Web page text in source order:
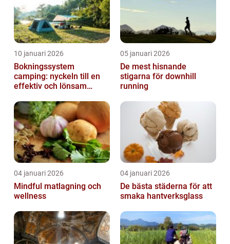
10 januari 2026
Bokningssystem
camping: nyckeln till en
effektiv och lönsam
05 januari 2026
De mest hisnande
stigarna för downhill
running
04 januari 2026
Mindful matlagning och
wellness
04 januari 2026
De bästa städerna för att
smaka hantverksglass